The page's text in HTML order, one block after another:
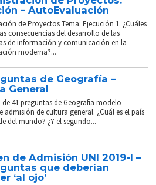
– AutoEvaluación
de Proyectos Tema: Ejecución 1. ¿Cuáles
consecuencias del desarrollo de las
de información y comunicación en la
moderna?...
de Geografía –
General
41 preguntas de Geografía modelo
admisión de cultura general. ¿Cuál es el país
del mundo? ¿Y el segundo...
de Admisión UNI 2019-I –
que deberían
‘al ojo’